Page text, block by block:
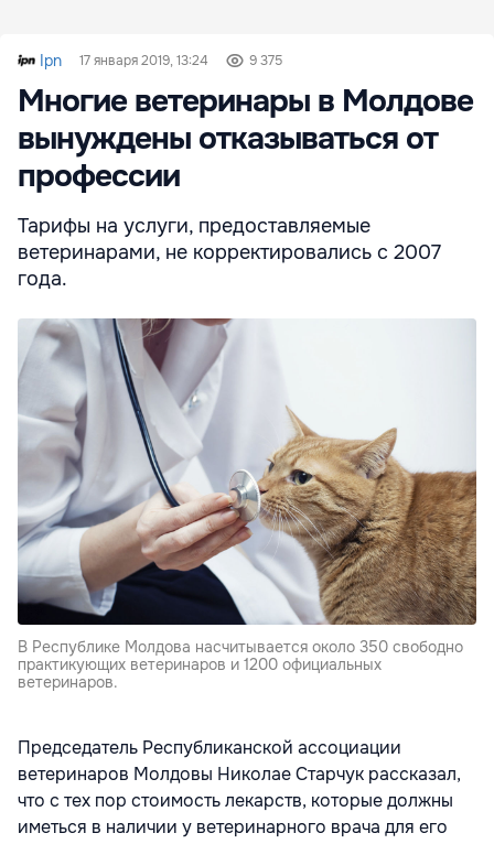
Ipn 17 января 2019, 13:24 9 375
Многие ветеринары в Молдове
вынуждены отказываться от
профессии
Тарифы на услуги, предоставляемые
ветеринарами, не корректировались с 2007
года.
В Республике Молдова насчитывается около 350 свободно
практикующих ветеринаров и 1200 официальных
ветеринаров.
Председатель Республиканской ассоциации
ветеринаров Молдовы Николае Старчук рассказал,
что с тех пор стоимость лекарств, которые должны
иметься в наличии у ветеринарного врача для его